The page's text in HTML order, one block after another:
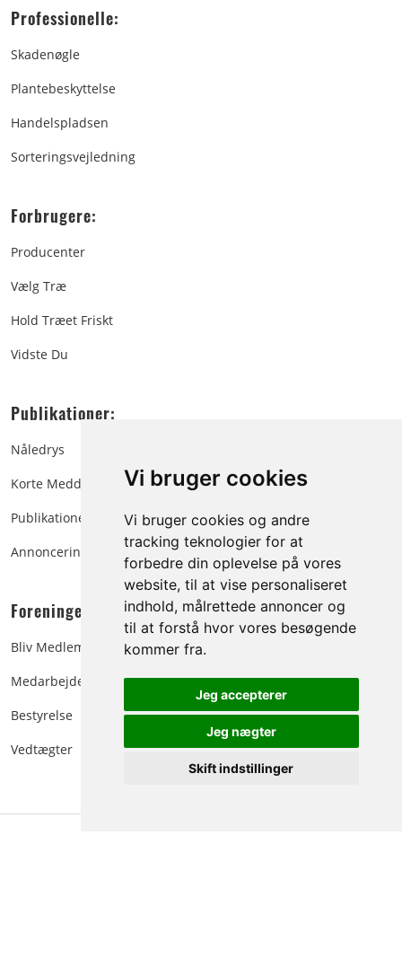
Vi bruger cookies
Vi bruger cookies og andre
tracking teknologier for at
forbedre din oplevelse på vores
website, til at vise personaliseret
indhold, målrettede annoncer og
til at forstå hvor vores besøgende
kommer fra.
Jeg accepterer
Jeg nægter
Skift indstillinger
Professionelle:
Skadenøgle
Plantebeskyttelse
Handelspladsen
Sorteringsvejledning
Forbrugere:
Producenter
Vælg Træ
Hold Træet Friskt
Vidste Du
Publikationer:
Nåledrys
Korte Meddelelser
Publikationer
Annoncering
Foreningen:
Bliv Medlem
Medarbejdere
Bestyrelse
Vedtægter